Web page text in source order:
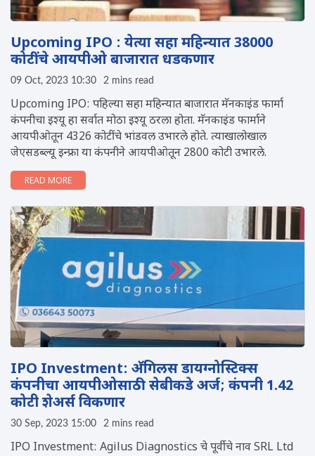
Upcoming IPO : येत्या सहा महिन्यात 38000
कोटींचे आयपीओ बाजारात धडकणार
09 Oct, 2023 10:30 2 mins read
Upcoming IPO: पहिल्या सहा महिन्यात बाजारात मॅनकाइंड फार्मा
कंपनीचा इश्यू हा सर्वात मोठा इश्यू ठरला होता. मॅनकाइंड फार्माने
आयपीओतून 4326 कोटींचे भांडवल उभारले होते. त्याखालोखाल
जेएसडब्ल्यू इन्फ्रा या कंपनीने आयपीओतून 2800 कोटी उभारले.
READ MORE
IPO Investment: अ‍ॅगिलस डायग्नोस्टिक्स
कंपनीचा आयपीओसाठी सेबीकडे अर्ज; कंपनी 1.42
कोटी शेअर्स विकणार
30 Sep, 2023 15:00 2 mins read
IPO Investment: Agilus Diagnostics चे पूर्वीचे नाव SRL Ltd